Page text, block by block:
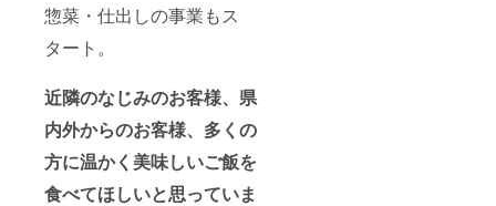
惣菜・仕出しの事業もス
タート。
近隣のなじみのお客様、県
内外からのお客様、多くの
方に温かく美味しいご飯を
食べてほしいと思っていま